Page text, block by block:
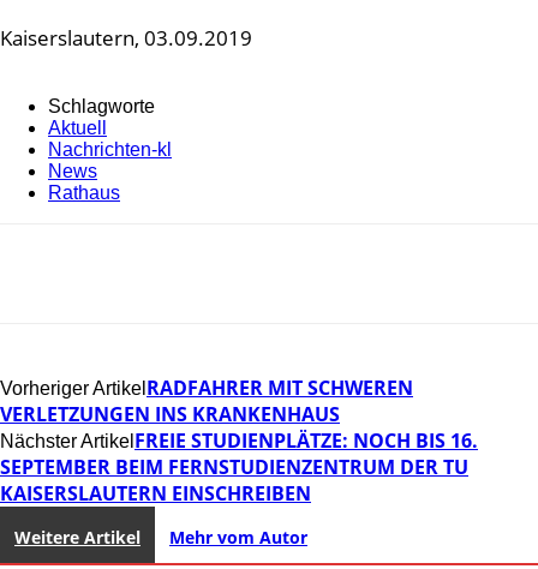
Kaiserslautern, 03.09.2019
Schlagworte
Aktuell
Nachrichten-kl
News
Rathaus
Vorheriger Artikel RADFAHRER MIT SCHWEREN
VERLETZUNGEN INS KRANKENHAUS
Nächster Artikel FREIE STUDIENPLÄTZE: NOCH BIS 16.
SEPTEMBER BEIM FERNSTUDIENZENTRUM DER TU
KAISERSLAUTERN EINSCHREIBEN
Weitere Artikel Mehr vom Autor